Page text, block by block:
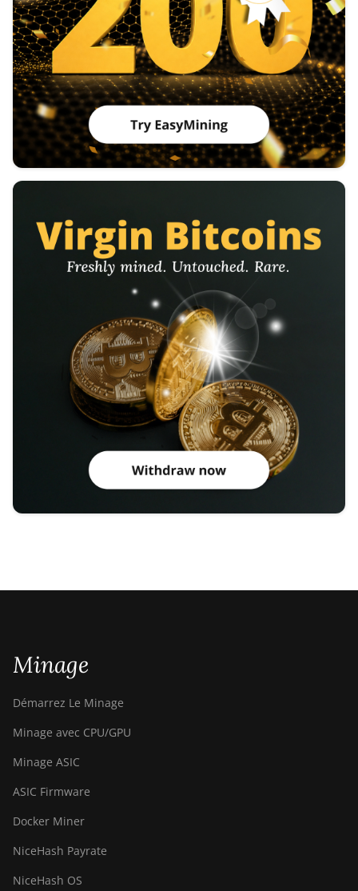
Minage
Démarrez Le Minage
Minage avec CPU/GPU
Minage ASIC
ASIC Firmware
Docker Miner
NiceHash Payrate
NiceHash OS